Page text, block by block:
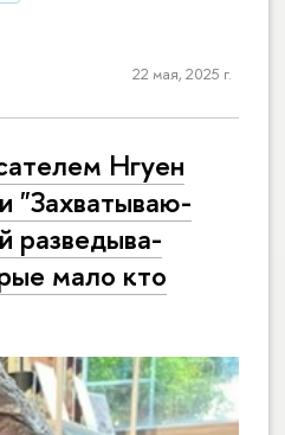
22 мая, 2025 г.
Нгуен
"За­хва­ты­ва­ю­
раз­ве­ды­ва­
мало кто